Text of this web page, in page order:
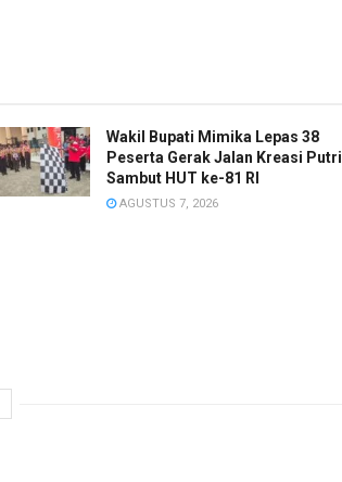
Wakil Bupati Mimika Lepas 38
Peserta Gerak Jalan Kreasi Putri
Sambut HUT ke-81 RI
AGUSTUS 7, 2026